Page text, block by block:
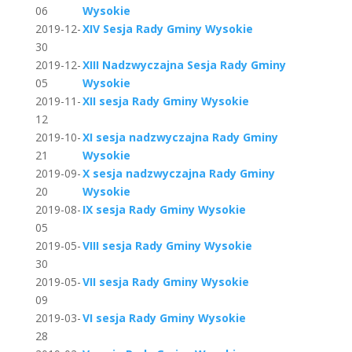
06
Wysokie
2019-12-
30
XIV Sesja Rady Gminy Wysokie
2019-12-
05
XIII Nadzwyczajna Sesja Rady Gminy
Wysokie
2019-11-
12
XII sesja Rady Gminy Wysokie
2019-10-
21
XI sesja nadzwyczajna Rady Gminy
Wysokie
2019-09-
20
X sesja nadzwyczajna Rady Gminy
Wysokie
2019-08-
05
IX sesja Rady Gminy Wysokie
2019-05-
30
VIII sesja Rady Gminy Wysokie
2019-05-
09
VII sesja Rady Gminy Wysokie
2019-03-
28
VI sesja Rady Gminy Wysokie